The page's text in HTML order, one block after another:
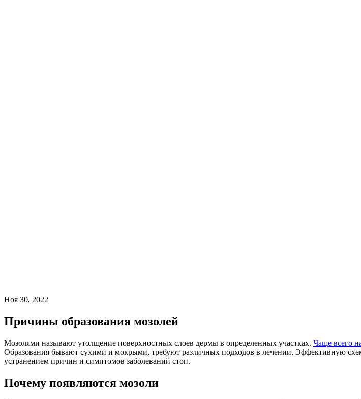
Ноя 30, 2022
Причины образования мозолей
Мозолями называют утолщение поверхностных слоев дермы в определенных участках. Чаще всего
Образования бывают сухими и мокрыми, требуют различных подходов в лечении. Эффективную
устранением причин и симптомов заболеваний стоп.
Почему появляются мозоли